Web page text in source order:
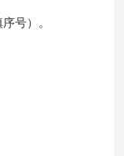
号）。